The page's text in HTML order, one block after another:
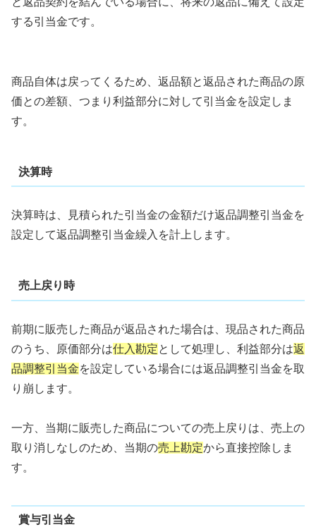
する引当金です。
商品自体は戻ってくるため、返品額と返品された商品の原
価との差額、つまり利益部分に対して引当金を設定しま
す。
決算時
決算時は、見積られた引当金の金額だけ返品調整引当金を
設定して返品調整引当金繰入を計上します。
売上戻り時
前期に販売した商品が返品された場合は、現品された商品
のうち、原価部分は仕入勘定として処理し、利益部分は返
品調整引当金を設定している場合には返品調整引当金を取
り崩します。
一方、当期に販売した商品についての売上戻りは、売上の
取り消しなしのため、当期の売上勘定から直接控除しま
す。
賞与引当金